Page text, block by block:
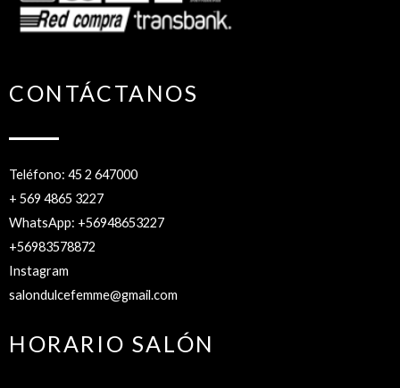
CONTÁCTANOS
Teléfono: 45 2 647000
+ 569 4865 3227
WhatsApp: +56948653227
+56983578872
Instagram
salondulcefemme@gmail.com
HORARIO SALÓN